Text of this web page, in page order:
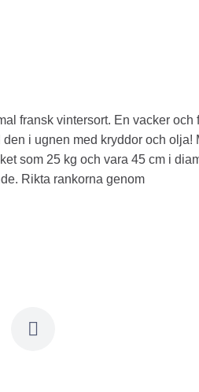
fransk vintersort. En vacker och
i ugnen med kryddor och olja!
som 25 kg och vara 45 cm i
Rikta rankorna genom